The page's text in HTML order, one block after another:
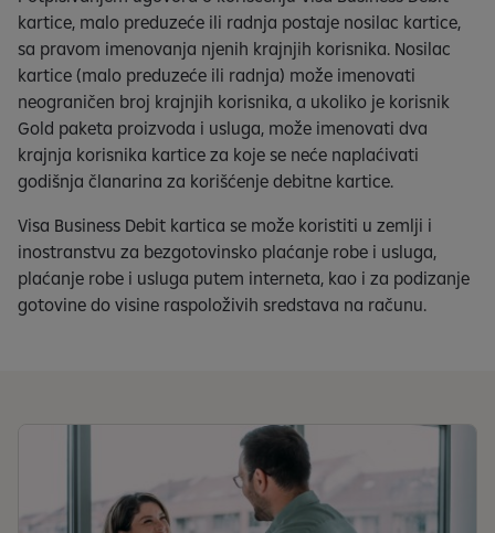
kartice, malo preduzeće ili radnja postaje nosilac kartice,
sa pravom imenovanja njenih krajnjih korisnika. Nosilac
kartice (malo preduzeće ili radnja) može imenovati
neograničen broj krajnjih korisnika, a ukoliko je korisnik
Gold paketa proizvoda i usluga, može imenovati dva
krajnja korisnika kartice za koje se neće naplaćivati
godišnja članarina za korišćenje debitne kartice.
Visa Business Debit kartica se može koristiti u zemlji i
inostranstvu za bezgotovinsko plaćanje robe i usluga,
plaćanje robe i usluga putem interneta, kao i za podizanje
gotovine do visine raspoloživih sredstava na računu.